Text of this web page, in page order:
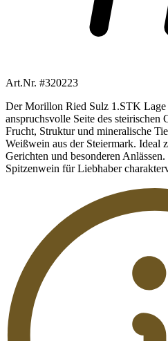
Art.Nr. #320223
Der Morillon Ried Sulz 1.STK Lage
anspruchsvolle Seite des steirischen
Frucht, Struktur und mineralische
Weißwein aus der Steiermark. Ideal
Gerichten und besonderen
Spitzenwein für Liebhaber